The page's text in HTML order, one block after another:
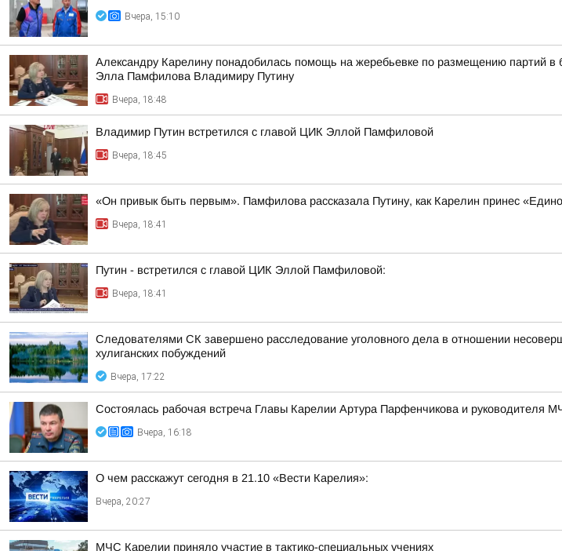
Вчера, 15:10
Александру Карелину понадобилась помощь на жеребьевке по размещению партий
Элла Памфилова Владимиру Путину
Вчера, 18:48
Владимир Путин встретился с главой ЦИК Эллой Памфиловой
Вчера, 18:45
«Он привык быть первым». Памфилова рассказала Путину, как Карелин принес
Вчера, 18:41
Путин - встретился с главой ЦИК Эллой Памфиловой:
Вчера, 18:41
Следователями СК завершено расследование уголовного дела в отношении
хулиганских побуждений
Вчера, 17:22
Состоялась рабочая встреча Главы Карелии Артура Парфенчикова и руководителя
Вчера, 16:18
О чем расскажут сегодня в 21.10 «Вести Карелия»:
Вчера, 20:27
МЧС Карелии приняло участие в тактико-специальных учениях